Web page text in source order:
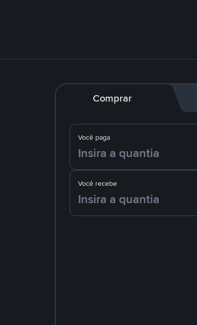
Comprar
Você paga
Você recebe